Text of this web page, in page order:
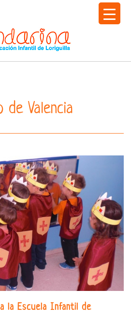
de Valencia
la Escuela Infantil de